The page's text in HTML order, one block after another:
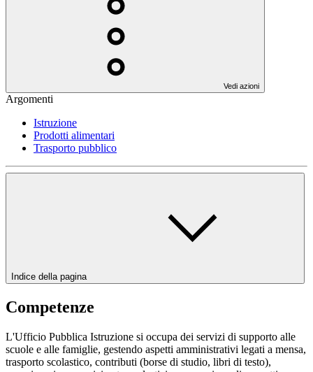
Vedi azioni
Argomenti
Istruzione
Prodotti alimentari
Trasporto pubblico
Indice della pagina
Competenze
L'Ufficio Pubblica Istruzione si occupa dei servizi di supporto alle
scuole e alle famiglie, gestendo aspetti amministrativi legati a mensa,
trasporto scolastico, contributi (borse di studio, libri di testo),